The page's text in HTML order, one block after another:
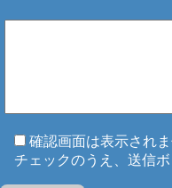
確認画面は表示され
チェックのうえ、送信